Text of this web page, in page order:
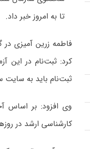
تا به امروز خبر داد.
ثبت‌نام باید به
کارشناسی ارشد در روزهای چهارشنبه،